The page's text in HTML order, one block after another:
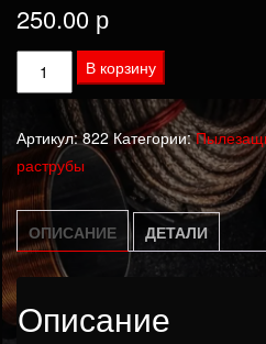
250.00 р
Количество
товара
Колпачок
для
широкополосных
динамиков
35мм
В корзину
Артикул:822 Категории:
раструбы
ОПИСАНИЕ ДЕТАЛИ
Описание